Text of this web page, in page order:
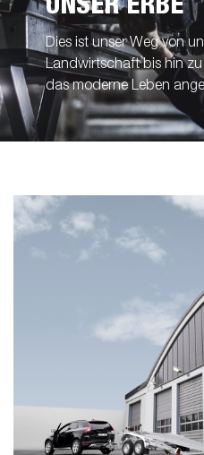
Dies ist unser Weg von
Landwirtschaft bis hin
das moderne Leben